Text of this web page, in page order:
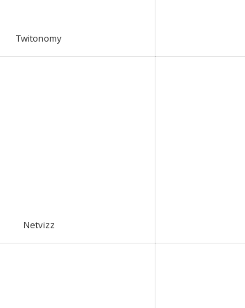
Twitonomy
Netvizz